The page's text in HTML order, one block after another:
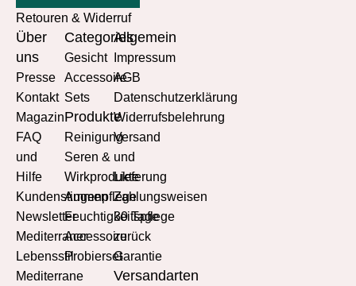
Retouren & Widerruf
Über
uns
Presse
Kontakt
Magazin
FAQ
und
Hilfe
Kundenstimmen
Newsletter
Mediterraner
Lebensstil
Mediterrane
Categories
Gesicht
Accessoire
Sets
Produkte
Reinigung
Seren &
Wirkprodukte
Augenpflege
Feuchtigkeitspflege
Accessoire
Probierset
Allgemein
Impressum
AGB
Datenschutzerklärung
Widerrufsbelehrung
Versand
und
Lieferung
Zahlungsweisen
30 Tage
zurück
Garantie
Versandarten